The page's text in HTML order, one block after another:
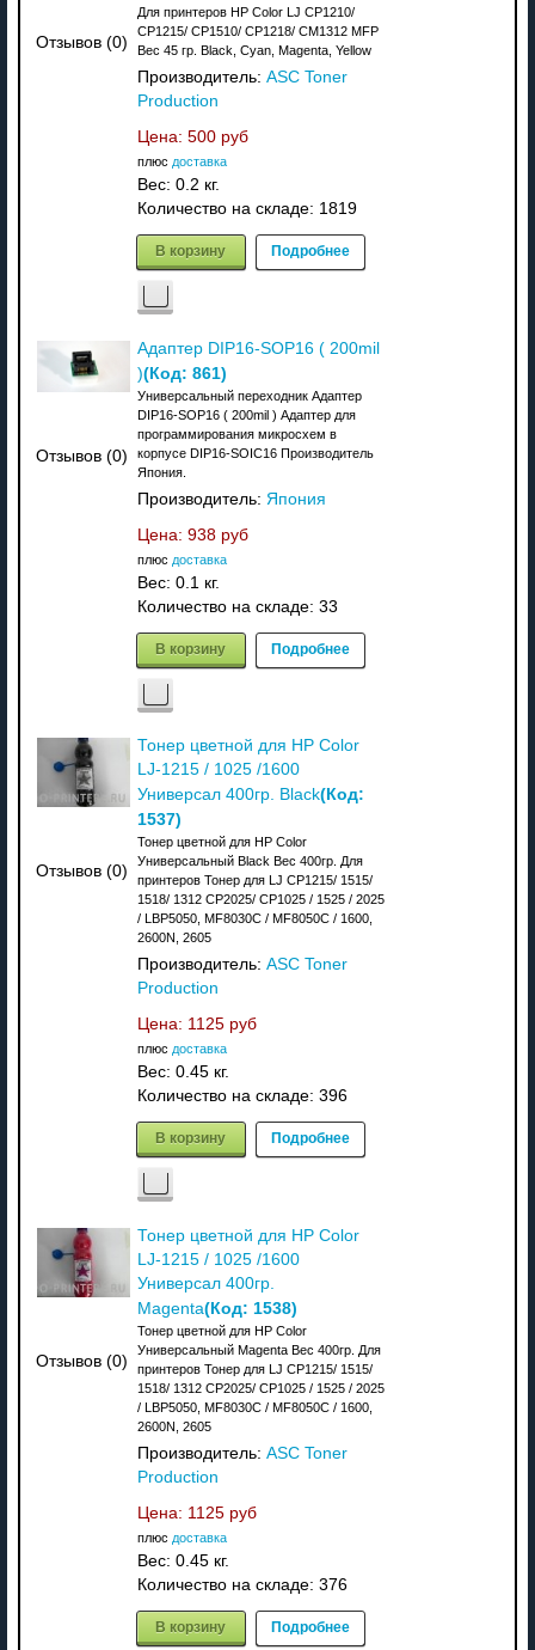
Отзывов (0)
Для принтеров HP Color LJ CP1210/
CP1215/ CP1510/ CP1218/ CM1312 MFP
Вес 45 гр. Black, Cyan, Magenta, Yellow
Производитель: ASC Toner
Production
Цена: 500 руб
плюс доставка
Вес: 0.2 кг.
Количество на складе: 1819
В корзину Подробнее
Отзывов (0)
Адаптер DIP16-SOP16 ( 200mil
)(Код: 861)
Универсальный переходник Адаптер
DIP16-SOP16 ( 200mil ) Адаптер для
программирования микросхем в
корпусе DIP16-SOIC16 Производитель
Япония.
Производитель: Япония
Цена: 938 руб
плюс доставка
Вес: 0.1 кг.
Количество на складе: 33
В корзину Подробнее
Отзывов (0)
Тонер цветной для HP Color
LJ-1215 / 1025 /1600
Универсал 400гр. Black(Код:
1537)
Тонер цветной для HP Color
Универсальный Black Вес 400гр. Для
принтеров Тонер для LJ CP1215/ 1515/
1518/ 1312 CP2025/ CP1025 / 1525 / 2025
/ LBP5050, MF8030C / MF8050C / 1600,
2600N, 2605
Производитель: ASC Toner
Production
Цена: 1125 руб
плюс доставка
Вес: 0.45 кг.
Количество на складе: 396
В корзину Подробнее
Отзывов (0)
Тонер цветной для HP Color
LJ-1215 / 1025 /1600
Универсал 400гр.
Magenta(Код: 1538)
Тонер цветной для HP Color
Универсальный Magenta Вес 400гр. Для
принтеров Тонер для LJ CP1215/ 1515/
1518/ 1312 CP2025/ CP1025 / 1525 / 2025
/ LBP5050, MF8030C / MF8050C / 1600,
2600N, 2605
Производитель: ASC Toner
Production
Цена: 1125 руб
плюс доставка
Вес: 0.45 кг.
Количество на складе: 376
В корзину Подробнее